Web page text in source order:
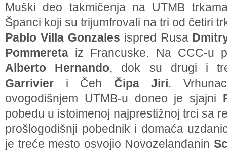
Muški deo takmičenja na UTMB
Španci koji su trijumfrovali na tri od četiri
Pablo Villa Gonzales ispred Rusa
Pommereta iz Francuske. Na CCC-
Alberto Hernando, dok su drugi i
Garrivier i Čeh Čipa Jiri.
ovogodišnjem UTMB-u doneo je sjajni
pobedu u istoimenoj najprestižnoj trci sa
prošlogodišnji pobednik i domaća
je treće mesto osvojio Novozelanđanin